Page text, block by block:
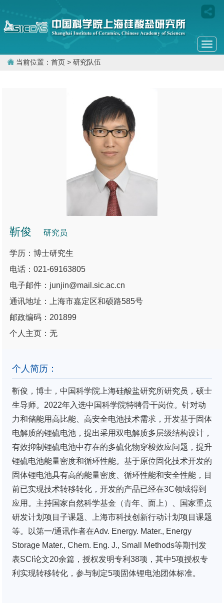
当前位置： 首页 > 研究队伍
靳俊 研究员
学历：博士研究生
电话：021-69163805
电子邮件：junjin@mail.sic.ac.cn
通讯地址：上海市嘉定区和硕路585号
邮政编码：201899
个人主页：无
个人简历：
靳俊，博士，中国科学院上海硅酸盐研究所研究员，硕士
生导师。2022年入选中国科学院特聘骨干岗位。针对动
力和储能用高比能、高安全电池技术需求，开发基于固体
电解质的锂硫电池，提出采用双电解质多层级结构设计，
有效抑制锂硫电池中存在的多硫化物穿梭效应问题，提升
锂硫电池能量密度和循环性能。基于原位固化技术开发的
固体锂电池具有高的能量密度、循环性能和安全性能，目
前已实现技术转移转化，开发的产品已经在3C领域得到
应用。主持国家自然科学基金（青年、面上）、国家重点
研发计划项目子课题、上海市科技创新行动计划项目课题
等。以第一/通讯作者在Adv. Energy. Mater., Energy
Storage Mater., Chem. Eng. J., Small Methods等期刊发
表SCI论文20余篇，授权发明专利38项，其中5项授权专
利实现转移转化，参与制定5项固体锂电池团体标准。